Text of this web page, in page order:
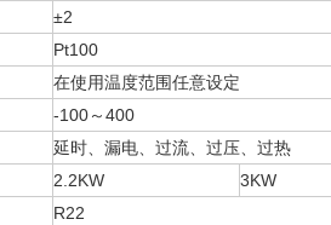
±2
Pt100
在使用温度范围任意设定
-100～400
延时、漏电、过流、过压、过热
2.2KW 3KW
R22